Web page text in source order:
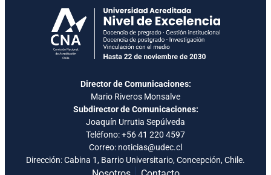
Director de Comunicaciones:
Mario Riveros Monsalve
Subdirector de Comunicaciones:
Joaquín Urrutia Sepúlveda
Teléfono:+56 41 220 4597
Correo: noticias@udec.cl
Dirección: Cabina 1, Barrio Universitario, Concepción, Chile.